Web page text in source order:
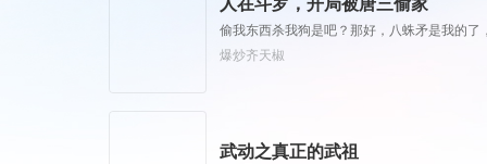
偷我东西杀我狗是吧？那好，八蛛矛是我的
爆炒齐天椒
武动之真正的武祖